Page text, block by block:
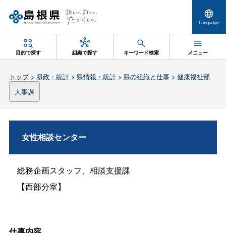
Language
目的で探す 組織で探す キーワード検索 メニュー
トップ> 県政・統計> 県情報・統計> 県の組織と仕事> 健康福祉部
人事課
女性相談センター
総務企画スタッフ、相談支援課
【西部分室】